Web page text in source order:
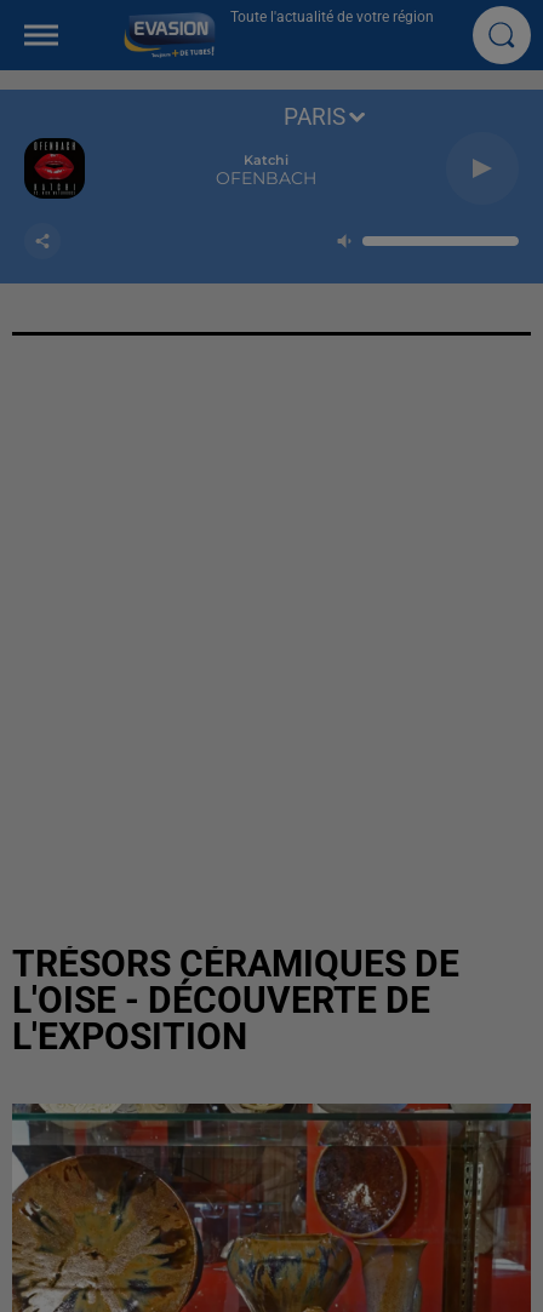
Toute l'actualité de votre région
Katchi
OFENBACH
PARIS
TRÉSORS CÉRAMIQUES DE
L'OISE - DÉCOUVERTE DE
L'EXPOSITION